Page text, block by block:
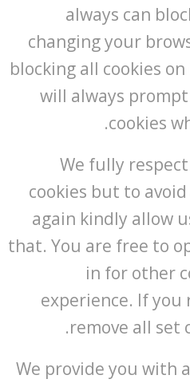
always can
changing your
blocking all cookies
will always
cookies
We fully
cookies but to
again kindly allow
that. You are free to
in for other
experience. If you
remove all set
We provide you with